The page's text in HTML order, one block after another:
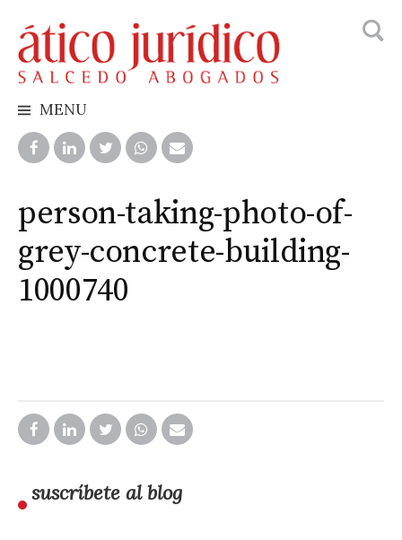
to
content
MENU
person-taking-photo-of-
grey-concrete-building-
1000740
suscríbete al blog